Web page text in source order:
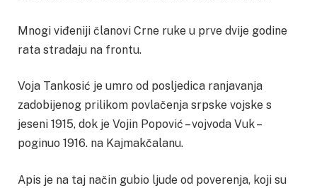
Mnogi viđeniji članovi Crne ruke u prve dvije godine
rata stradaju na frontu.
Voja Tankosić je umro od posljedica ranjavanja
zadobijenog prilikom povlačenja srpske vojske s
jeseni 1915, dok je Vojin Popović – vojvoda Vuk –
poginuo 1916. na Kajmakčalanu.
Apis je na taj način gubio ljude od poverenja, koji su